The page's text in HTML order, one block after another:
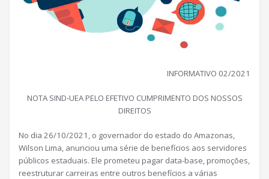
INFORMATIVO 02/2021
NOTA SIND-UEA PELO EFETIVO CUMPRIMENTO DOS NOSSOS
DIREITOS
No dia 26/10/2021, o governador do estado do Amazonas,
Wilson Lima, anunciou uma série de benefícios aos servidores
públicos estaduais. Ele prometeu pagar data-base, promoções,
reestruturar carreiras entre outros benefícios a várias